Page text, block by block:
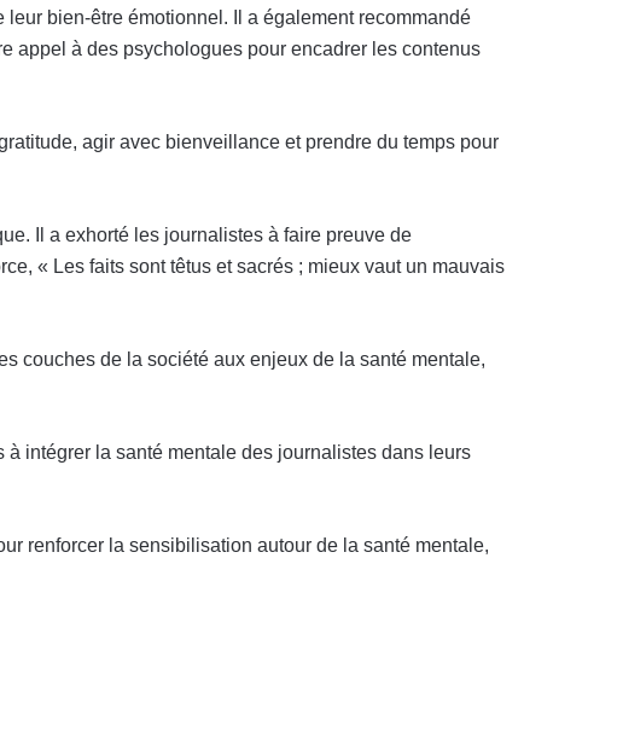
bien-être émotionnel. Il a également recommandé
appel à des psychologues pour encadrer les contenus
agir avec bienveillance et prendre du temps pour
Il a exhorté les journalistes à faire preuve de
« Les faits sont têtus et sacrés ; mieux vaut un mauvais
couches de la société aux enjeux de la santé mentale,
intégrer la santé mentale des journalistes dans leurs
renforcer la sensibilisation autour de la santé mentale,